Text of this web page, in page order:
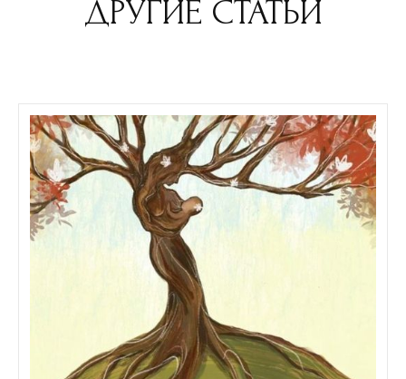
ДРУГИЕ СТАТЬИ